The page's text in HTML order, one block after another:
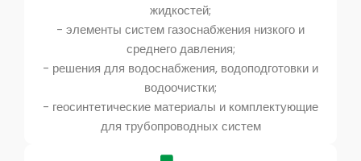
жидкостей;
- элементы систем газоснабжения низкого и
среднего давления;
- решения для водоснабжения, водоподготовки и
водоочистки;
- геосинтетические материалы и комплектующие
для трубопроводных систем